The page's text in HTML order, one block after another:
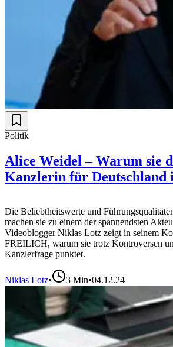
Politik
Alice Weidel – Warum sie
Kanzlerin für Deutschland
Die Beliebtheitswerte und
machen sie zu einem der spannendsten
Videoblogger Niklas Lotz zeigt in seinem
FREILICH, warum sie trotz Kontroversen
Kanzlerfrage punktet.
Niklas Lotz• 3 Min•04.12.24